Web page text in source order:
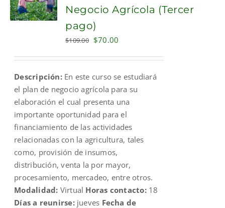
CART
Negocio Agrícola (Tercer
pago)
$109.00 Original
$109.00.
$70.00
$70.00.
Descripción:En este curso se estudiará
el plan de negocio agrícola para su
elaboración el cual presenta una
importante oportunidad para el
financiamiento de las actividades
relacionadas con la agricultura, tales
como, provisión de insumos,
distribución, venta la por mayor,
procesamiento, mercadeo, entre otros.
Modalidad: Virtual Horas contacto:18
Días a reunirse: jueves Fecha de